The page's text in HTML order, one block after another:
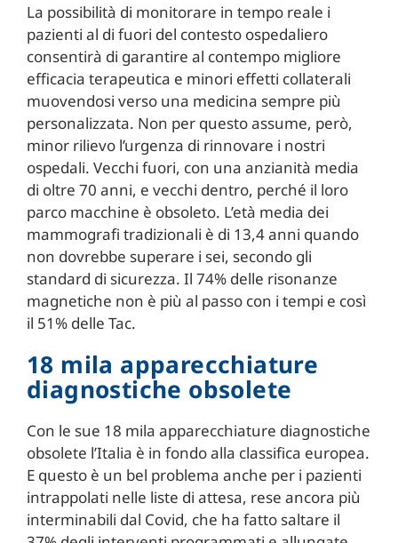
La possibilità di monitorare in tempo reale i
pazienti al di fuori del contesto ospedaliero
consentirà di garantire al contempo migliore
efficacia terapeutica e minori effetti collaterali
muovendosi verso una medicina sempre più
personalizzata. Non per questo assume, però,
minor rilievo l’urgenza di rinnovare i nostri
ospedali. Vecchi fuori, con una anzianità media
di oltre 70 anni, e vecchi dentro, perché il loro
parco macchine è obsoleto. L’età media dei
mammografi tradizionali è di 13,4 anni quando
non dovrebbe superare i sei, secondo gli
standard di sicurezza. Il 74% delle risonanze
magnetiche non è più al passo con i tempi e così
il 51% delle Tac.
18 mila apparecchiature
diagnostiche obsolete
Con le sue 18 mila apparecchiature diagnostiche
obsolete l’Italia è in fondo alla classifica europea.
E questo è un bel problema anche per i pazienti
intrappolati nelle liste di attesa, rese ancora più
interminabili dal Covid, che ha fatto saltare il